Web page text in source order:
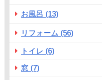
お風呂 (13)
リフォーム (56)
トイレ (6)
窓 (7)